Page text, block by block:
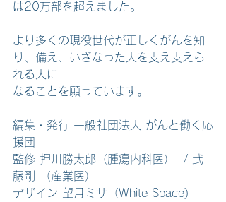
は20万部を超えました。
より多くの現役世代が正しくがんを知
り、備え、いざなった人を支え支えら
れる人に
なることを願っています。
編集・発行 一般社団法人 がんと働く応
援団
監修 押川勝太郎（腫瘍内科医）  / 武
藤剛 （産業医）
デザイン 望月ミサ（White Space)